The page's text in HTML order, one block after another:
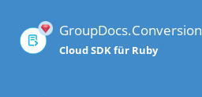
GroupDocs.Conversion
Cloud SDK für Ruby